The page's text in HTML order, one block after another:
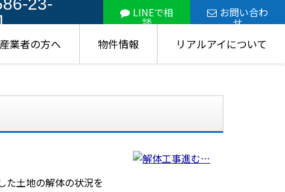
LINEで相
談
お問い合わ
せ
業者の方へ 物件情報 リアルアイについて
た土地の解体の状況を